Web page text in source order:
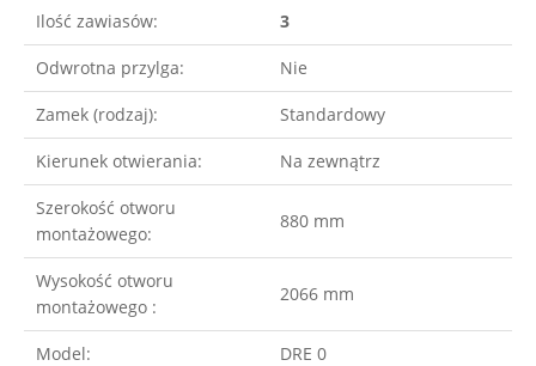
Ilość zawiasów: 3
Odwrotna przylga: Nie
Zamek (rodzaj): Standardowy
Kierunek otwierania: Na zewnątrz
Szerokość otworu
montażowego:
880 mm
Wysokość otworu
montażowego :
2066 mm
Model: DRE 0